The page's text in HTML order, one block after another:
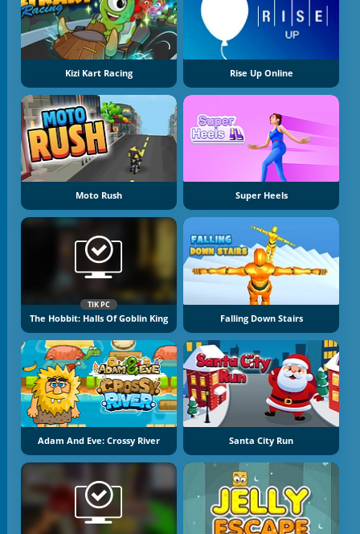
Kizi Kart Racing Rise Up Online
Moto Rush Super Heels
TIK PC
The Hobbit: Halls Of Goblin King Falling Down Stairs
Adam And Eve: Crossy River Santa City Run